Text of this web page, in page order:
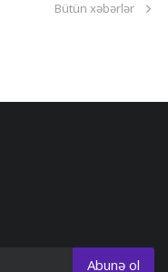
Bütün xəbərlər
Abunə ol